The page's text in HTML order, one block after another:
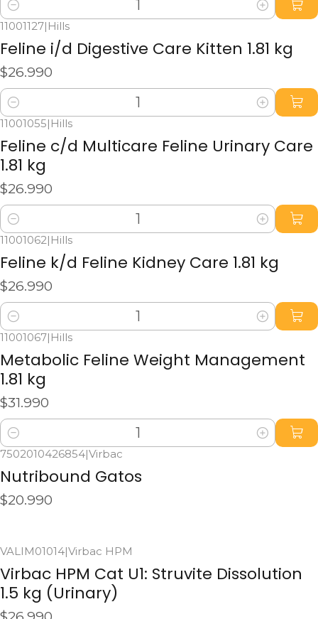
Cantidad
11001127| Hills
Feline i/d Digestive Care Kitten 1.81 kg
$26.990
Cantidad
11001055| Hills
Feline c/d Multicare Feline Urinary Care
1.81 kg
$26.990
Cantidad
11001062| Hills
Feline k/d Feline Kidney Care 1.81 kg
$26.990
Cantidad
11001067| Hills
Metabolic Feline Weight Management
1.81 kg
$31.990
Cantidad
7502010426854|Virbac
Nutribound Gatos
$20.990
VALIM01014|Virbac HPM
Virbac HPM Cat U1: Struvite Dissolution
1.5 kg (Urinary)